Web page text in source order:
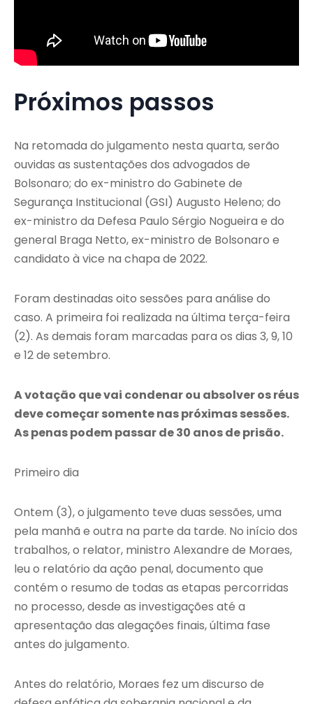
Próximos passos
Na retomada do julgamento nesta quarta, serão
ouvidas as sustentações dos advogados de
Bolsonaro; do ex-ministro do Gabinete de
Segurança Institucional (GSI) Augusto Heleno; do
ex-ministro da Defesa Paulo Sérgio Nogueira e do
general Braga Netto, ex-ministro de Bolsonaro e
candidato à vice na chapa de 2022.
Foram destinadas oito sessões para análise do
caso. A primeira foi realizada na última terça-feira
(2). As demais foram marcadas para os dias 3, 9, 10
e 12 de setembro.
A votação que vai condenar ou absolver os réus
deve começar somente nas próximas sessões.
As penas podem passar de 30 anos de prisão.
Primeiro dia
Ontem (3), o julgamento teve duas sessões, uma
pela manhã e outra na parte da tarde. No início dos
trabalhos, o relator, ministro Alexandre de Moraes,
leu o relatório da ação penal, documento que
contém o resumo de todas as etapas percorridas
no processo, desde as investigações até a
apresentação das alegações finais, última fase
antes do julgamento.
Antes do relatório, Moraes fez um discurso de